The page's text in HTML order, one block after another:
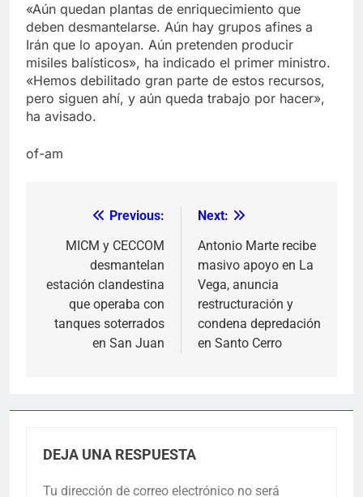
«Aún quedan plantas de enriquecimiento que
deben desmantelarse. Aún hay grupos afines a
Irán que lo apoyan. Aún pretenden producir
misiles balísticos», ha indicado el primer ministro.
«Hemos debilitado gran parte de estos recursos,
pero siguen ahí, y aún queda trabajo por hacer»,
ha avisado.
of-am
Navegación
entradas
Previous:
MICM y CECCOM
desmantelan
estación clandestina
que operaba con
tanques soterrados
en San Juan
Next:
Antonio Marte recibe
masivo apoyo en La
Vega, anuncia
restructuración y
condena depredación
en Santo Cerro
DEJA UNA RESPUESTA
Tu dirección de correo electrónico no será